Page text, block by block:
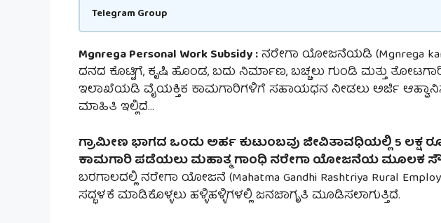
Telegram Group
Mgnrega Personal Work Subsidy :ನರೇಗಾ ಯೋಜನೆಯಡಿ (Mgnrega
ದನದ ಕೊಟ್ಟಿಗೆ, ಕೃಷಿ ಹೊಂಡ, ಬದು ನಿರ್ಮಾಣ, ಬಚ್ಚಲು ಗುಂಡಿ ಮತ್ತು
ಇಲಾಖೆಯಡಿ ವೈಯಕ್ತಿಕ ಕಾಮಗಾರಿಗಳಿಗೆ ಸಹಾಯಧನ ನೀಡಲು ಅರ್ಜಿ
ಮಾಹಿತಿ ಇಲ್ಲಿದೆ…
ಗ್ರಾಮೀಣ ಭಾಗದ ಒಂದು ಅರ್ಹ ಕುಟುಂಬವು ಜೀವಿತಾವಧಿಯಲ್ಲಿ 5 ಲಕ್ಷ
ಕಾಮಗಾರಿ ಪಡೆಯಲು ಮಹಾತ್ಮ ಗಾಂಧಿ ನರೇಗಾ ಯೋಜನೆಯ ಮೂಲಕ
ಬರಗಾಲದಲ್ಲಿ ನರೇಗಾ ಯೋಜನೆ (Mahatma Gandhi Rashtriya Rural
ಸದ್ಭಳಕೆ ಮಾಡಿಕೊಳ್ಳಲು ಹಳ್ಳಿಹಳ್ಳಿಗಳಲ್ಲಿ ಜನಜಾಗೃತಿ ಮೂಡಿಸಲಾಗುತ್ತಿದೆ.